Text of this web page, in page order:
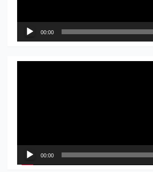
00:00
00:00